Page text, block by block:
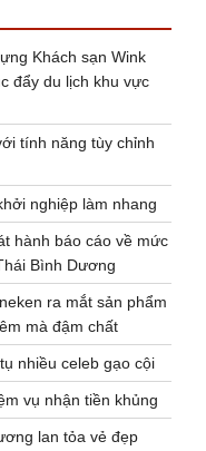
Khách sạn Wink
đẩy du lịch khu vực
tính năng tùy chỉnh
nghiệp làm nhang
hành báo cáo về mức
Bình Dương
ra mắt sản phẩm
mà đậm chất
nhiều celeb gạo cội
vụ nhận tiền khủng
lan tỏa vẻ đẹp